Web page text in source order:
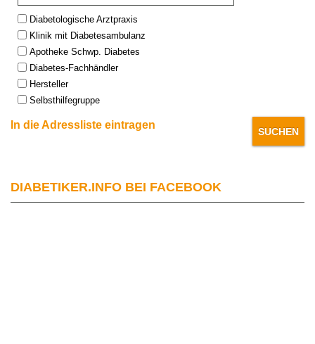
Type:Diabetologische Arztpraxis
Klinik mit Diabetesambulanz
Apotheke Schwp. Diabetes
Diabetes-Fachhändler
Hersteller
Selbsthilfegruppe
In die Adressliste eintragen
DIABETIKER.INFO BEI FACEBOOK